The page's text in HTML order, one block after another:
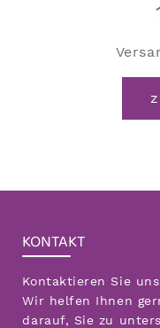
KONTAKT
Kontaktieren Sie
Wir helfen Ihnen
darauf, Sie zu